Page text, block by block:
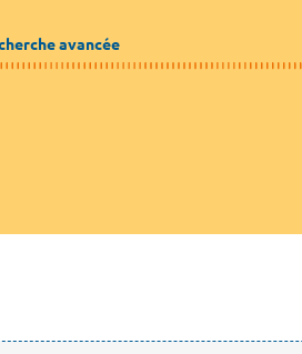
avancée